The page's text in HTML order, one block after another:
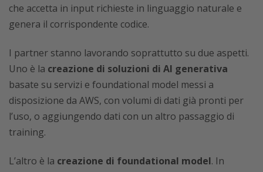
che accetta in input richieste in linguaggio naturale e
genera il corrispondente codice.
I partner stanno lavorando soprattutto su due aspetti.
Uno è la creazione di soluzioni di AI generativa
basate su servizi e foundational model messi a
disposizione da AWS, con volumi di dati già pronti per
l’uso, o aggiungendo dati con un altro passaggio di
training.
L’altro è la creazione di foundational model. In